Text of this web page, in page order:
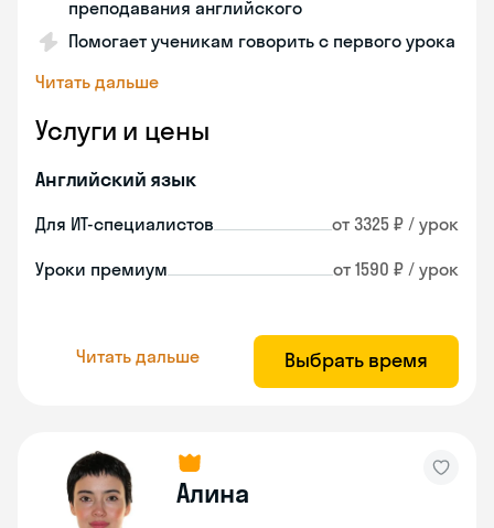
преподавания английского
Помогает ученикам говорить с первого урока
Читать дальше
Услуги и цены
Английский язык
Для ИТ-специалистов от 3325 ₽ / урок
Уроки премиум от 1590 ₽ / урок
Читать дальше Выбрать время
Алина